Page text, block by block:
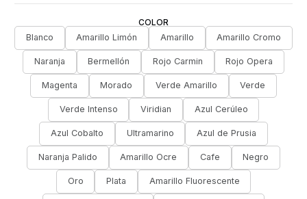
COLOR
Blanco
Amarillo Limón Amarillo Amarillo Cromo
Naranja Bermellón Rojo Carmin Rojo Opera
Magenta Morado Verde Amarillo Verde
Verde Intenso Viridian Azul Cerúleo
Azul Cobalto Ultramarino Azul de Prusia
Naranja Palido Amarillo Ocre Cafe Negro
Oro Plata Amarillo Fluorescente